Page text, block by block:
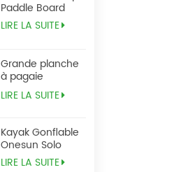
Paddle Board
LIRE LA SUITE
Grande planche
à pagaie
Tandem Sup
LIRE LA SUITE
Kayak Gonflable
Onesun Solo
LIRE LA SUITE